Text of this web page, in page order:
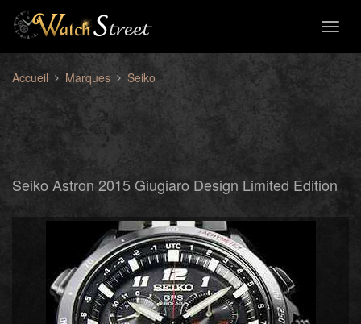
Accueil Marques Seiko
Seiko Astron 2015 Giugiaro Design Limited Edition